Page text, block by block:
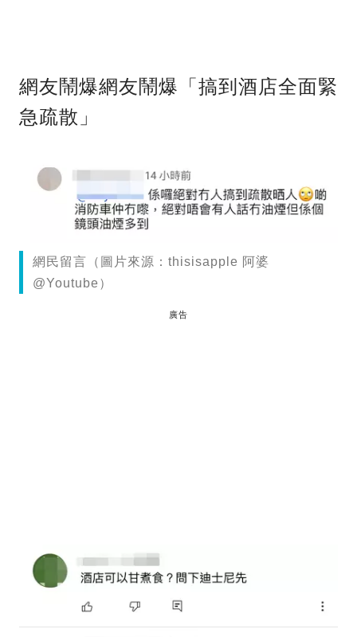
網友鬧爆網友鬧爆「搞到酒店全面緊
急疏散」
網民留言（圖片來源：thisisapple 阿婆
@Youtube）
廣告